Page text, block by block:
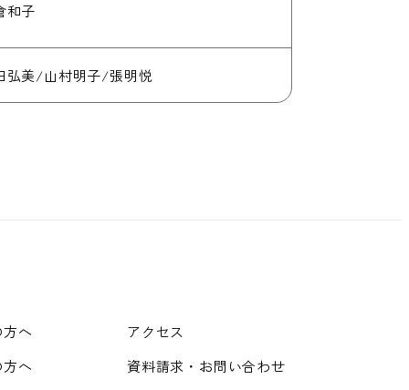
和子
弘美/山村明子/張明悦
へ
へ
アクセス
資料請求・お問い合わせ